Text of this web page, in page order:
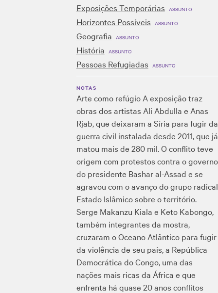
Exposições Temporárias ASSUNTO
Horizontes Possíveis ASSUNTO
Geografia ASSUNTO
História ASSUNTO
Pessoas Refugiadas ASSUNTO
NOTAS
Arte como refúgio A exposição traz
obras dos artistas Ali Abdulla e Anas
Rjab, que deixaram a Síria para fugir da
guerra civil instalada desde 2011, que já
matou mais de 280 mil. O conflito teve
origem com protestos contra o governo
do presidente Bashar al-Assad e se
agravou com o avanço do grupo radical
Estado Islâmico sobre o território.
Serge Makanzu Kiala e Keto Kabongo,
também integrantes da mostra,
cruzaram o Oceano Atlântico para fugir
da violência de seu país, a República
Democrática do Congo, uma das
nações mais ricas da África e que
enfrenta há quase 20 anos conflitos